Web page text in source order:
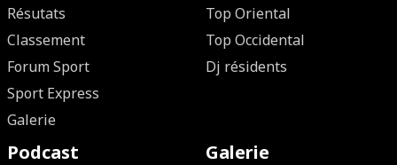
Résutats
Classement
Forum Sport
Sport Express
Galerie
Top Oriental
Top Occidental
Dj résidents
Podcast Galerie